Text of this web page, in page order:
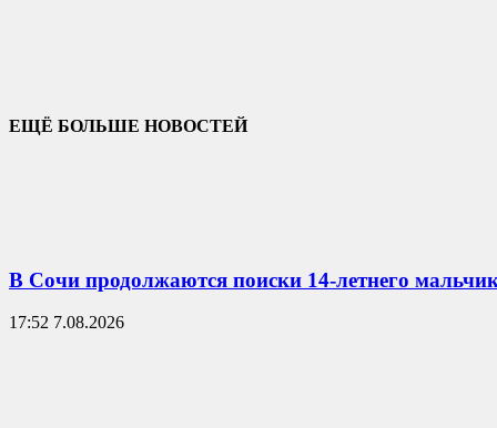
ЕЩЁ БОЛЬШЕ НОВОСТЕЙ
В Сочи продолжаются поиски 14-летнего
17:52 7.08.2026